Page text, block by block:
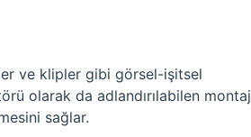
ve klipler gibi görsel-işitsel
olarak da adlandırılabilen montaj
sağlar.